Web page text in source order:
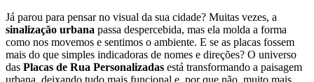
Já parou para pensar no visual da sua cidade? Muitas vezes, a
sinalização urbana passa despercebida, mas ela molda a forma
como nos movemos e sentimos o ambiente. E se as placas fossem
mais do que simples indicadoras de nomes e direções? O universo
das Placas de Rua Personalizadas está transformando a paisagem
urbana, deixando tudo mais funcional e, por que não, muito mais